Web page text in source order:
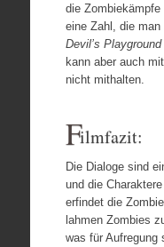
die
eine Zahl, die man
Devil’s Playground
kann aber auch
nicht mithalten.
Filmfazit:
Die Dialoge sind
und die
erfindet die
lahmen Zombies
was für Aufregung